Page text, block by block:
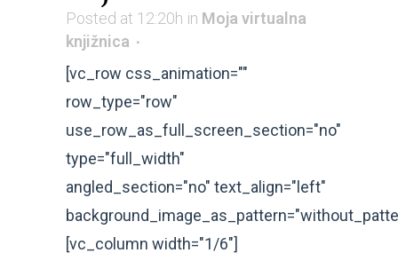
Posted at 12:20h in Moja virtualna
knjižnica
[vc_row css_animation=""
row_type="row"
use_row_as_full_screen_section="no"
type="full_width"
angled_section="no" text_align="left"
[vc_column width="1/6"]